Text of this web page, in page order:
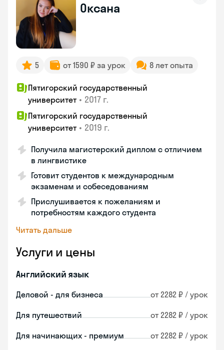
Оксана
5 от 1590 ₽ за урок 8 лет опыта
Пятигорский государственный
университет • 2017 г.
Пятигорский государственный
университет • 2019 г.
Получила магистерский диплом с отличием
в лингвистике
Готовит студентов к международным
экзаменам и собеседованиям
Прислушивается к пожеланиям и
потребностям каждого студента
Читать дальше
Услуги и цены
Английский язык
Деловой - для бизнеса от 2282 ₽ / урок
Для путешествий от 2282 ₽ / урок
Для начинающих - премиум от 2282 ₽ / урок